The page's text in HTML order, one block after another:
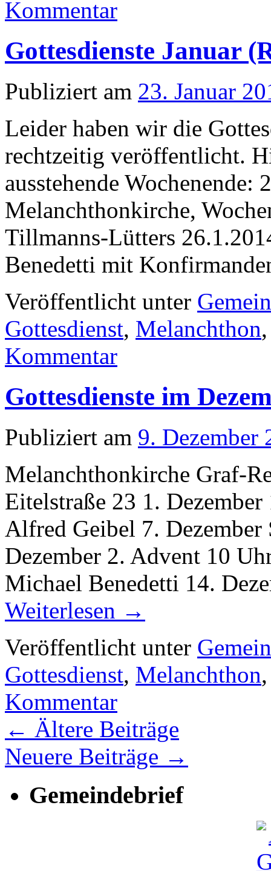
Kommentar
Gottesdienste Januar
Publiziert am 23. Januar
Leider haben wir die
rechtzeitig veröffentlicht.
ausstehende Wochenende:
Melanchthonkirche,
Tillmanns-Lütters
Benedetti mit
Veröffentlicht unter
Gottesdienst, Melanchthon
Kommentar
Gottesdienste im
Publiziert am 9. Dezember
Melanchthonkirche Graf-
Eitelstraße 23 1.
Alfred Geibel 7.
Dezember 2. Advent 10
Michael Benedetti 14.
Weiterlesen →
Veröffentlicht unter
Gottesdienst, Melanchthon
Kommentar
← Ältere Beiträge
Neuere Beiträge →
Gemeindebrief